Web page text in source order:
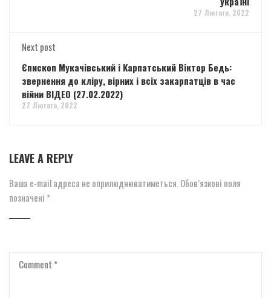
27 Лютого, 2022
Next post
Єпископ Мукачівський і Карпатський Віктор Бедь:
звернення до кліру, вірних і всіх закарпатців в час
війни ВІДЕО (27.02.2022)
27 Лютого, 2022
LEAVE A REPLY
Ваша e-mail адреса не оприлюднюватиметься. Обов’язкові поля
позначені *